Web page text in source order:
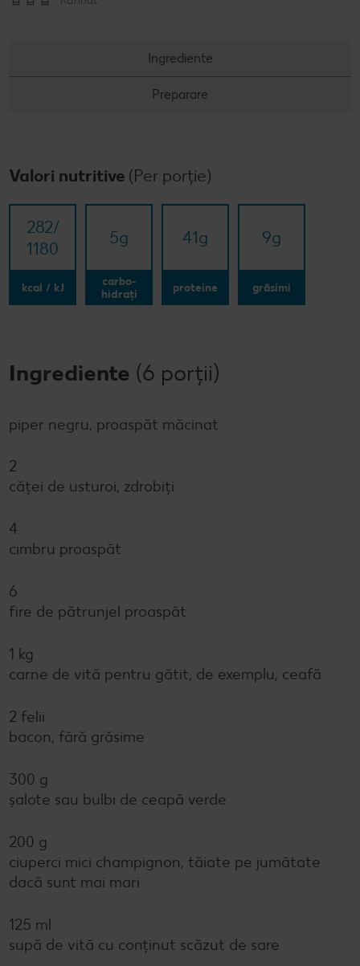
Ingrediente
Preparare
Valori nutritive (Per porție)
282/​
1180
kcal / kJ
5g
carbo-
hidrați
41g
proteine
9g
grăsimi
Ingrediente (6 porții)
piper negru, proaspăt măcinat
2
căței de usturoi, zdrobiți
4
cimbru proaspăt
6
fire de pătrunjel proaspăt
1 kg
carne de vită pentru gătit, de exemplu, ceafă
2 felii
bacon, fără grăsime
300 g
șalote sau bulbi de ceapă verde
200 g
ciuperci mici champignon, tăiate pe jumătate
dacă sunt mai mari
125 ml
supă de vită cu conținut scăzut de sare